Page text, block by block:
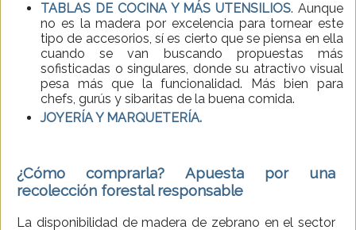
TABLAS DE COCINA Y MÁS UTENSILIOS. Aunque
no es la madera por excelencia para tornear este
tipo de accesorios, sí es cierto que se piensa en ella
cuando se van buscando propuestas más
sofisticadas o singulares, donde su atractivo visual
pesa más que la funcionalidad. Más bien para
chefs, gurús y sibaritas de la buena comida.
JOYERÍA Y MARQUETERÍA.
¿Cómo comprarla? Apuesta por una
recolección forestal responsable
La disponibilidad de madera de zebrano en el sector